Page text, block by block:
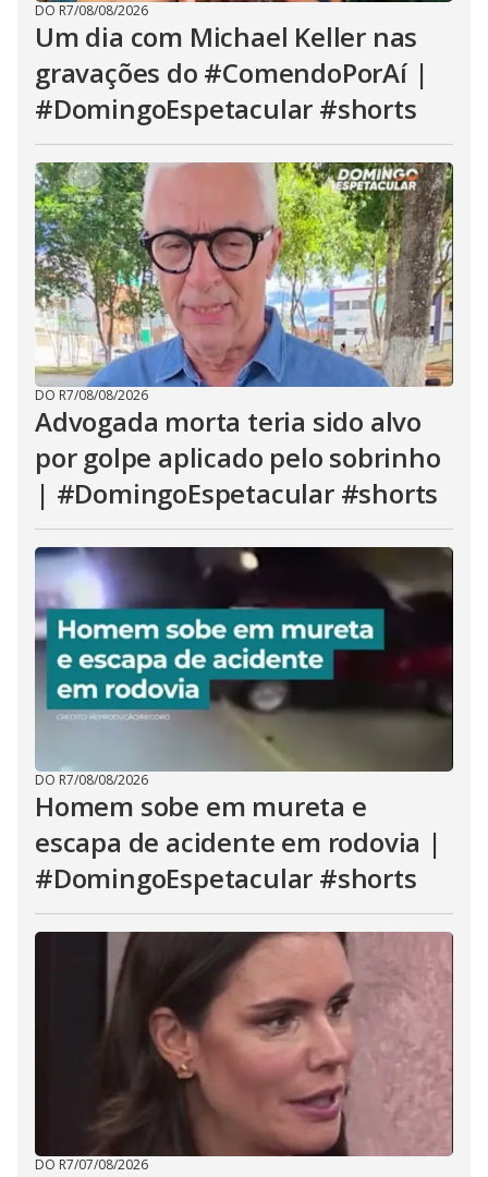
DO R7/08/08/2026
Um dia com Michael Keller nas
gravações do #ComendoPorAí |
#DomingoEspetacular #shorts
DO R7/08/08/2026
Advogada morta teria sido alvo
por golpe aplicado pelo sobrinho
| #DomingoEspetacular #shorts
DO R7/08/08/2026
Homem sobe em mureta e
escapa de acidente em rodovia |
#DomingoEspetacular #shorts
DO R7/07/08/2026